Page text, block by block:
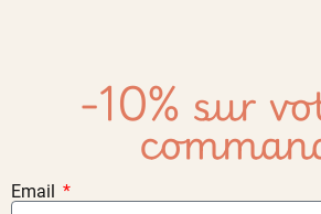
-10% sur
Email